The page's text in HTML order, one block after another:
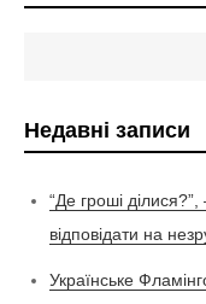
Недавні записи
“Де гроші
відповідати на
Українське